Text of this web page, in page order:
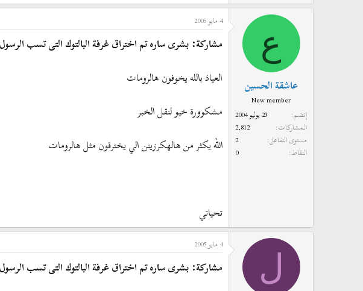
ع
عاشقة الحسين
New member
إنضم
23 يوليو 2004
المشاركات
2,812
مستوى التفاعل
2
النقاط
0
4 مايو 2005
مشاركة: بشرى ساره تم اختراق غرفة البالتوك التى تسب
العياذ بالله يخوفون هالرومات
مشكوورة خيو لنقل الخبر
الله يكثر من هالهكرزينن الي يخترقون مثل هالرومات
تحياتي
ل
4 مايو 2005
مشاركة: بشرى ساره تم اختراق غرفة البالتوك التى تسب